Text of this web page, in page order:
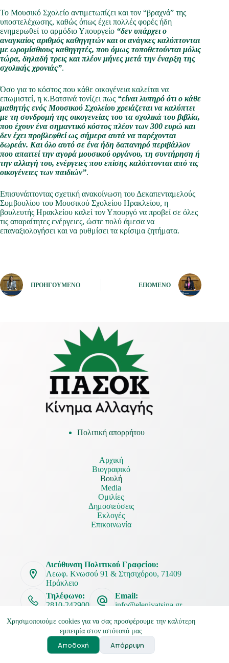
Χρησιμοποιούμε cookies για να σας προσφέρουμε την καλύτερη
εμπειρία στον ιστότοπό μας
Αποδοχή Απόρριψη
Το Μουσικό Σχολείο αντιμετωπίζει και τον “βραχνά” της
υποστελέχωσης, καθώς όπως έχει πολλές φορές ήδη
ενημερωθεί το αρμόδιο Υπουργείο “δεν υπάρχει ο
αναγκαίος αριθμός καθηγητών και οι ανάγκες καλύπτονται
με ωρομίσθιους καθηγητές, που όμως τοποθετούνται μόλις
τώρα, δηλαδή τρεις και πλέον μήνες μετά την έναρξη της
σχολικής χρονιάς”.
Όσο για το κόστος που κάθε οικογένεια καλείται να
επωμιστεί, η κ.Βατσινά τονίζει πως “είναι λυπηρό ότι ο κάθε
μαθητής ενός Μουσικού Σχολείου χρειάζεται να καλύπτει
με τη συνδρομή της οικογενείας του τα σχολικά του βιβλία,
που έχουν ένα σημαντικό κόστος πλέον των 300 ευρώ και
δεν έχει προβλεφθεί ως σήμερα αυτά να παρέχονται
δωρεάν. Και όλο αυτό σε ένα ήδη δαπανηρό περιβάλλον
που απαιτεί την αγορά μουσικού οργάνου, τη συντήρηση ή
την αλλαγή του, ενέργειες που επίσης καλύπτονται από τις
οικογένειες των παιδιών”.
Επισυνάπτοντας σχετική ανακοίνωση του Δεκαπενταμελούς
Συμβουλίου του Μουσικού Σχολείου Ηρακλείου, η
βουλευτής Ηρακλείου καλεί τον Υπουργό να προβεί σε όλες
τις απαραίτητες ενέργειες, ώστε πολύ άμεσα να
επαναξιολογήσει και να ρυθμίσει τα κρίσιμα ζητήματα.
ΠΡΟΗΓΟΎΜΕΝΟ ΕΠΌΜΕΝΟ
Πολιτική απορρήτου
Αρχική
Βιογραφικό
Βουλή
Media
Ομιλίες
Δημοσιεύσεις
Εκλογές
Επικοινωνία
Διεύθυνση Πολιτικού Γραφείου:
Λεωφ. Κνωσού 91 & Στησιχόρου, 71409
Ηράκλειο
Τηλέφωνο:
2810-242900
Email:
info@elenivatsina.gr
Ελένη Βατσινά Copyright © 2026